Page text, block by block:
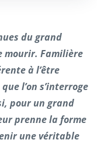
du grand
mourir. Familière
à l’être
l’on s’interroge
pour un grand
prenne la forme
une véritable